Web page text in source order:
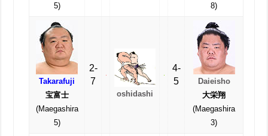
5)
8)
Takarafuji
宝富士
(Maegashira
5)
2-
7
oshidashi
4-
5
Daieisho
大栄翔
(Maegashira
3)